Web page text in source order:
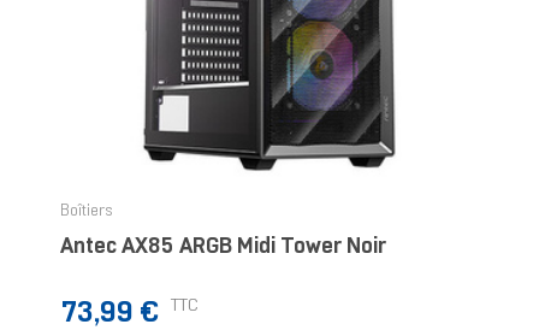
Boîtiers
Antec AX85 ARGB Midi Tower Noir
Prix
73,99 € TTC